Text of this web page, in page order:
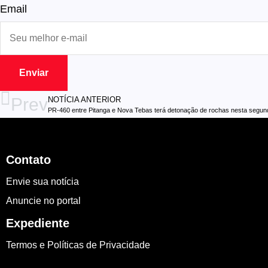
Email
Enviar
PrevNOTÍCIA ANTERIOR
PR-460 entre Pitanga e Nova Tebas terá detonação de rochas nesta
Contato
Envie sua notícia
Anuncie no portal
Expediente
Termos e Políticas de Privacidade